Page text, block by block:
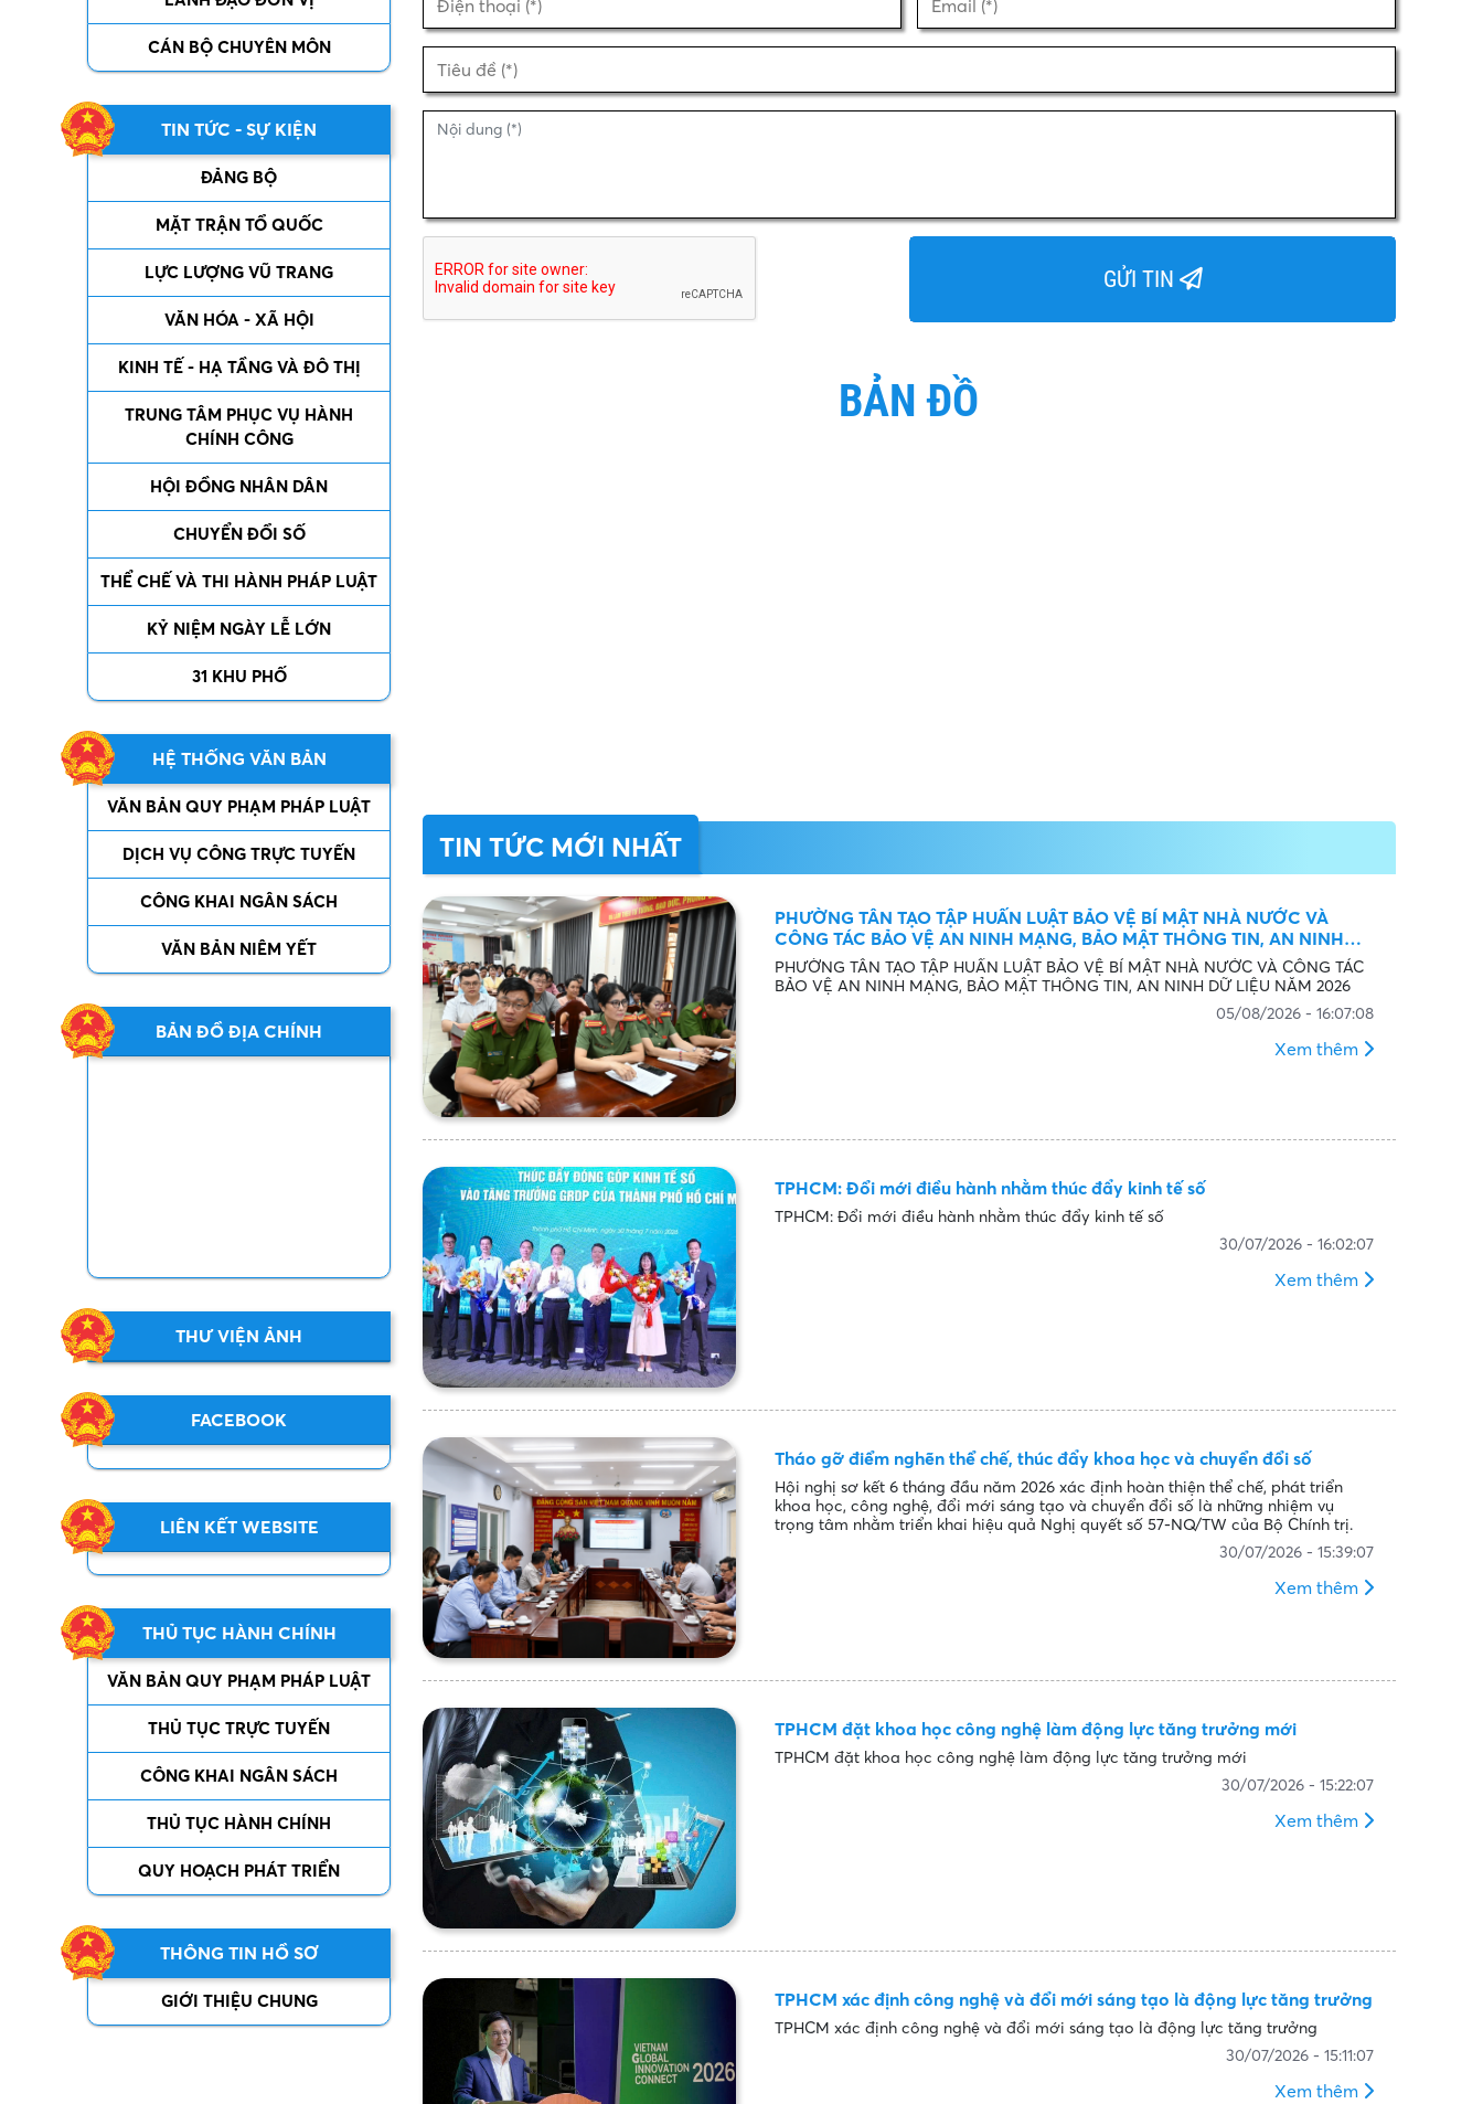
CÁN BỘ CHUYÊN MÔN
TIN TỨC - SỰ KIỆN
ĐẢNG BỘ
MẶT TRẬN TỔ QUỐC
LỰC LƯỢNG VŨ TRANG
VĂN HÓA - XÃ HỘI
KINH TẾ - HẠ TẦNG VÀ ĐÔ THỊ
TRUNG TÂM PHỤC VỤ HÀNH
CHÍNH CÔNG
HỘI ĐỒNG NHÂN DÂN
CHUYỂN ĐỔI SỐ
THỂ CHẾ VÀ THI HÀNH PHÁP LUẬT
KỶ NIỆM NGÀY LỄ LỚN
31 KHU PHỐ
HỆ THỐNG VĂN BẢN
VĂN BẢN QUY PHẠM PHÁP LUẬT
DỊCH VỤ CÔNG TRỰC TUYẾN
CÔNG KHAI NGÂN SÁCH
VĂN BẢN NIÊM YẾT
BẢN ĐỒ ĐỊA CHÍNH
THƯ VIỆN ẢNH
FACEBOOK
LIÊN KẾT WEBSITE
THỦ TỤC HÀNH CHÍNH
VĂN BẢN QUY PHẠM PHÁP LUẬT
THỦ TỤC TRỰC TUYẾN
CÔNG KHAI NGÂN SÁCH
THỦ TỤC HÀNH CHÍNH
QUY HOẠCH PHÁT TRIỂN
THÔNG TIN HỒ SƠ
GIỚI THIỆU CHUNG
GỬI TIN
BẢN ĐỒ
TIN TỨC MỚI NHẤT
PHƯỜNG TÂN TẠO TẬP HUẤN LUẬT BẢO VỆ BÍ MẬT NHÀ NƯỚC VÀ
CÔNG TÁC BẢO VỆ AN NINH MẠNG, BẢO MẬT THÔNG TIN, AN NINH
DỮ LIỆU NĂM 2026
PHƯỜNG TÂN TẠO TẬP HUẤN LUẬT BẢO VỆ BÍ MẬT NHÀ NƯỚC VÀ CÔNG TÁC
BẢO VỆ AN NINH MẠNG, BẢO MẬT THÔNG TIN, AN NINH DỮ LIỆU NĂM 2026
05/08/2026 - 16:07:08
Xem thêm
TPHCM: Đổi mới điều hành nhằm thúc đẩy kinh tế số
TPHCM: Đổi mới điều hành nhằm thúc đẩy kinh tế số
30/07/2026 - 16:02:07
Xem thêm
Tháo gỡ điểm nghẽn thể chế, thúc đẩy khoa học và chuyển đổi số
Hội nghị sơ kết 6 tháng đầu năm 2026 xác định hoàn thiện thể chế, phát triển
khoa học, công nghệ, đổi mới sáng tạo và chuyển đổi số là những nhiệm vụ
trọng tâm nhằm triển khai hiệu quả Nghị quyết số 57-NQ/TW của Bộ Chính trị.
30/07/2026 - 15:39:07
Xem thêm
TPHCM đặt khoa học công nghệ làm động lực tăng trưởng mới
TPHCM đặt khoa học công nghệ làm động lực tăng trưởng mới
30/07/2026 - 15:22:07
Xem thêm
TPHCM xác định công nghệ và đổi mới sáng tạo là động lực tăng trưởng
TPHCM xác định công nghệ và đổi mới sáng tạo là động lực tăng trưởng
30/07/2026 - 15:11:07
Xem thêm